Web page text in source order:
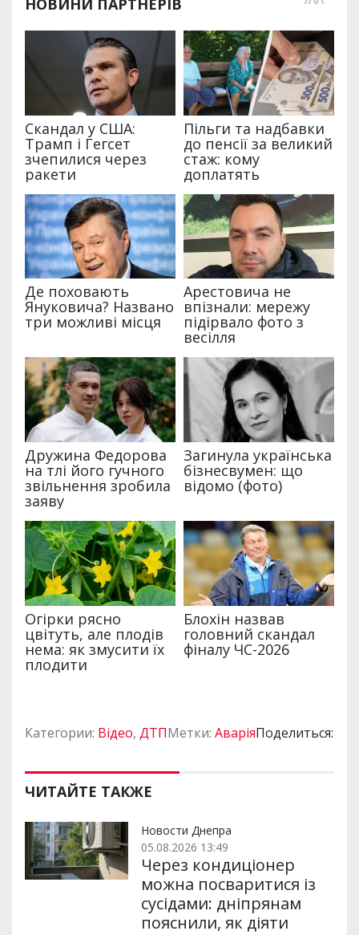
Категории: Відео, ДТПМетки: АваріяПоделиться:
ЧИТАЙТЕ ТАКЖЕ
Новости Днепра
05.08.2026 13:49
Через кондиціонер
можна посваритися із
сусідами: дніпрянам
пояснили, як діяти